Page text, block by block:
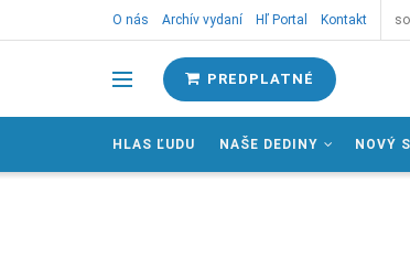
O nás Archív vydaní Hľ Portal Kontakt
PREDPLATNÉ
HLAS ĽUDU NAŠE DEDINY NOVÝ